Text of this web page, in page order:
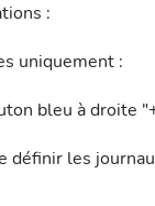
:
uniquement :
bleu à droite
définir les